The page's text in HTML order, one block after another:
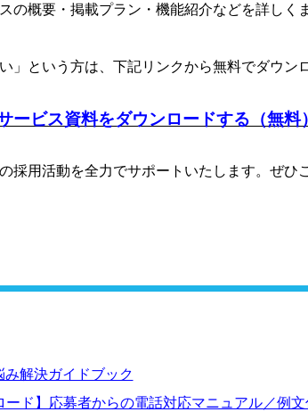
の概要・掲載プラン・機能紹介などを詳しく
」という方は、下記リンクから無料でダウン
ービス資料をダウンロードする（無料）
採用活動を全力でサポートいたします。ぜひ
解決ガイドブック
ード】応募者からの電話対応マニュアル／例